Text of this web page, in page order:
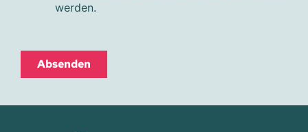
werden.
Absenden